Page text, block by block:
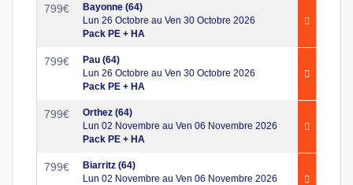
799€
Bayonne (64)
Lun 26 Octobre au Ven 30 Octobre 2026
Pack PE + HA
799€
Pau (64)
Lun 26 Octobre au Ven 30 Octobre 2026
Pack PE + HA
799€
Orthez (64)
Lun 02 Novembre au Ven 06 Novembre 2026
Pack PE + HA
799€
Biarritz (64)
Lun 02 Novembre au Ven 06 Novembre 2026